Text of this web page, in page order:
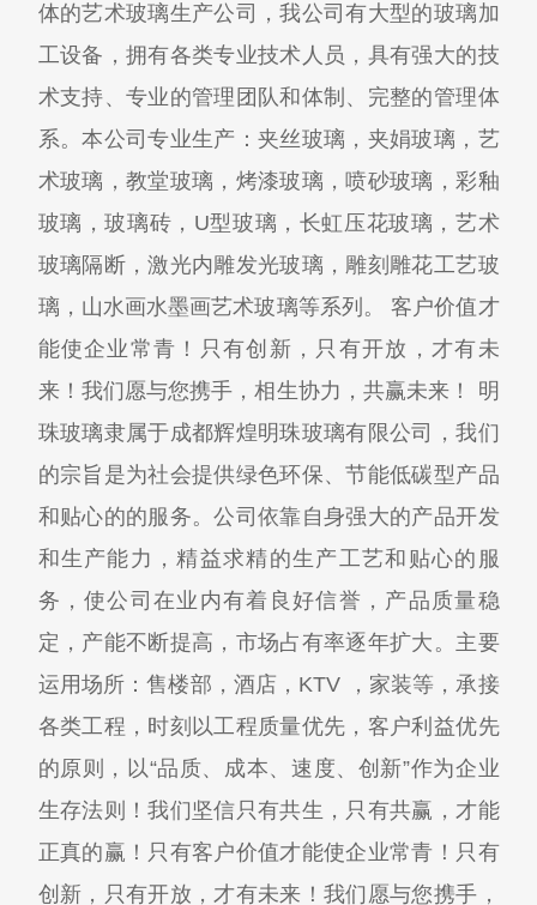
体的艺术玻璃生产公司，我公司有大型的玻璃加
工设备，拥有各类专业技术人员，具有强大的技
术支持、专业的管理团队和体制、完整的管理体
系。本公司专业生产：夹丝玻璃，夹娟玻璃，艺
术玻璃，教堂玻璃，烤漆玻璃，喷砂玻璃，彩釉
玻璃，玻璃砖，U型玻璃，长虹压花玻璃，艺术
玻璃隔断，激光内雕发光玻璃，雕刻雕花工艺玻
璃，山水画水墨画艺术玻璃等系列。 客户价值才
能使企业常青！只有创新，只有开放，才有未
来！我们愿与您携手，相生协力，共赢未来！ 明
珠玻璃隶属于成都辉煌明珠玻璃有限公司，我们
的宗旨是为社会提供绿色环保、节能低碳型产品
和贴心的的服务。公司依靠自身强大的产品开发
和生产能力，精益求精的生产工艺和贴心的服
务，使公司在业内有着良好信誉，产品质量稳
定，产能不断提高，市场占有率逐年扩大。主要
运用场所：售楼部，酒店，KTV ，家装等，承接
各类工程，时刻以工程质量优先，客户利益优先
的原则，以“品质、成本、速度、创新”作为企业
生存法则！我们坚信只有共生，只有共赢，才能
正真的赢！只有客户价值才能使企业常青！只有
创新，只有开放，才有未来！我们愿与您携手，